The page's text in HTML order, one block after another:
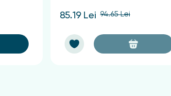
85.19 Lei 94.65 Lei